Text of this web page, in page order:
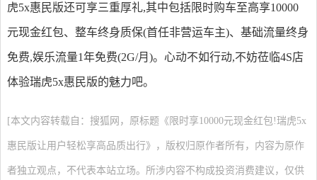
虎5x惠民版还可享三重厚礼,其中包括限时购车至高享10000
元现金红包、整车终身质保(首任非营运车主)、基础流量终身
免费,娱乐流量1年免费(2G/月)。心动不如行动,不妨莅临4S店
体验瑞虎5x惠民版的魅力吧。
[本文内容转载自：搜狐网，原标题《限时享10000元现金红包!瑞虎5x
惠民版让用户轻松享高品质出行》，版权归原作者所有，内容为原作
者独立观点，不代表本站立场。所涉内容不构成投资消费建议，仅供